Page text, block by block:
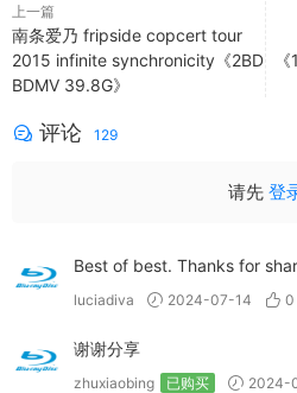
上一篇
南条爱乃 fripside copcert tour
2015 infinite synchronicity《2BD
BDMV 39.8G》
评论 129
请先 登
Best of best. Thanks for
luciadiva 2024-07-14 0
谢谢分享
zhuxiaobing 已购买 2024-